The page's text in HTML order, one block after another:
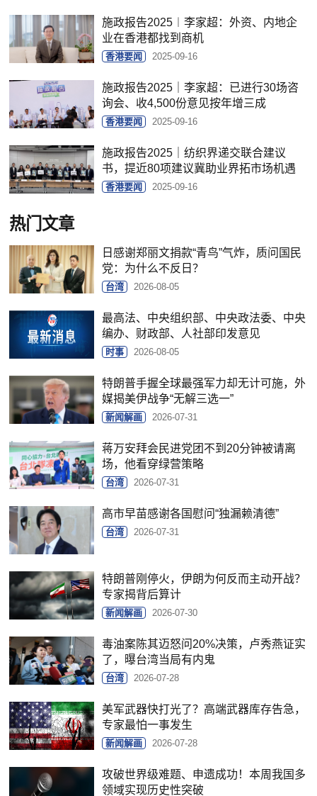
施政报告2025︱李家超：外资、内地企
业在香港都找到商机
香港要闻 2025-09-16
施政报告2025｜李家超：已进行30场咨
询会、收4,500份意见按年增三成
香港要闻 2025-09-16
施政报告2025｜纺织界递交联合建议
书，提近80项建议冀助业界拓市场机遇
香港要闻 2025-09-16
热门文章
日感谢郑丽文捐款“青鸟”气炸，质问国民
党：为什么不反日？
台湾 2026-08-05
最高法、中央组织部、中央政法委、中央
编办、财政部、人社部印发意见
时事 2026-08-05
特朗普手握全球最强军力却无计可施，外
媒揭美伊战争“无解三选一”
新闻解画 2026-07-31
蒋万安拜会民进党团不到20分钟被请离
场，他看穿绿营策略
台湾 2026-07-31
高市早苗感谢各国慰问“独漏赖清德”
台湾 2026-07-31
特朗普刚停火，伊朗为何反而主动开战？
专家揭背后算计
新闻解画 2026-07-30
毒油案陈其迈怒问20%决策，卢秀燕证实
了，曝台湾当局有内鬼
台湾 2026-07-28
美军武器快打光了？高端武器库存告急，
专家最怕一事发生
新闻解画 2026-07-28
攻破世界级难题、申遗成功！本周我国多
领域实现历史性突破